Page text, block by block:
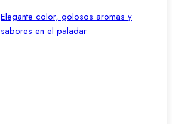
Elegante color, golosos aromas y
sabores en el paladar